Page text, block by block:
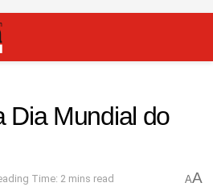
Dia Mundial do
Time: 2 mins read AA